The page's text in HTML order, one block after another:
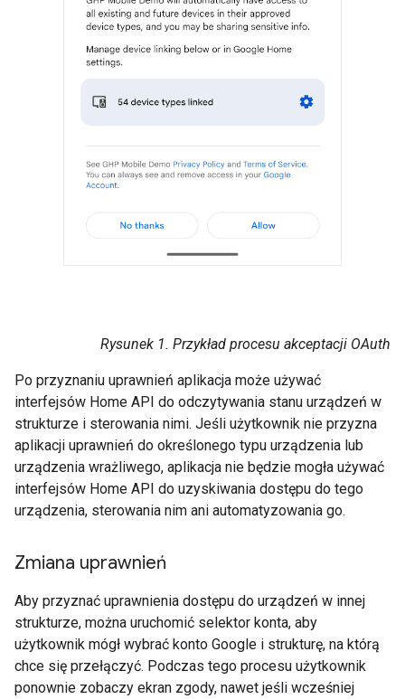
Rysunek 1. Przykład procesu akceptacji OAuth
Po przyznaniu uprawnień aplikacja może używać
interfejsów Home API do odczytywania stanu urządzeń w
strukturze i sterowania nimi. Jeśli użytkownik nie przyzna
aplikacji uprawnień do określonego typu urządzenia lub
urządzenia wrażliwego, aplikacja nie będzie mogła używać
interfejsów Home API do uzyskiwania dostępu do tego
urządzenia, sterowania nim ani automatyzowania go.
Zmiana uprawnień
Aby przyznać uprawnienia dostępu do urządzeń w innej
strukturze, można uruchomić selektor konta, aby
użytkownik mógł wybrać konto Google i strukturę, na którą
chce się przełączyć. Podczas tego procesu użytkownik
ponownie zobaczy ekran zgody, nawet jeśli wcześniej